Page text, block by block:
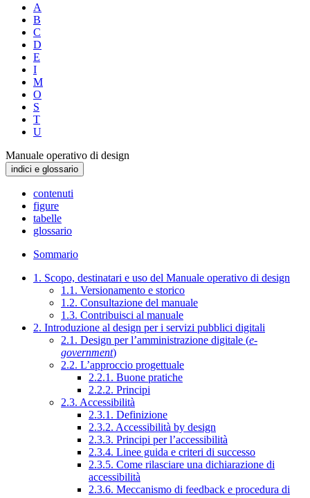
A
B
C
D
E
I
M
O
S
T
U
Manuale operativo di design
indici e glossario
contenuti
figure
tabelle
glossario
Sommario
1. Scopo, destinatari e uso del Manuale operativo di design
1.1. Versionamento e storico
1.2. Consultazione del manuale
1.3. Contribuisci al manuale
2. Introduzione al design per i servizi pubblici digitali
2.1. Design per l’amministrazione digitale (e-
government)
2.2. L’approccio progettuale
2.2.1. Buone pratiche
2.2.2. Principi
2.3. Accessibilità
2.3.1. Definizione
2.3.2. Accessibilità by design
2.3.3. Principi per l’accessibilità
2.3.4. Linee guida e criteri di successo
2.3.5. Come rilasciare una dichiarazione di
accessibilità
2.3.6. Meccanismo di feedback e procedura di